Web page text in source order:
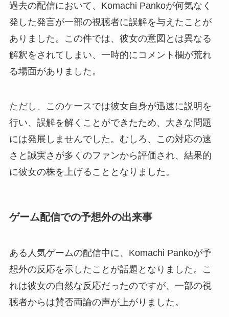
過去の配信において、Komachi Pankoが何気なく
発した発言が一部の視聴者に誤解を与えたことが
ありました。この件では、彼女の意図とは異なる
解釈をされてしまい、一時的にコメント欄が荒れ
る場面がありました。
ただし、このケースでは彼女自身が迅速に説明を
行い、誤解を解くことができたため、大きな問題
には発展しませんでした。むしろ、この対応の速
さと誠実さが多くのファンから評価され、結果的
に彼女の株を上げることとなりました。
ゲーム配信での予想外の出来事
ある人気ゲームの配信中に、Komachi Pankoが予
想外の反応を示したことが話題となりました。こ
れは彼女の自然な反応だったのですが、一部の視
聴者からは賛否両論の声が上がりました。